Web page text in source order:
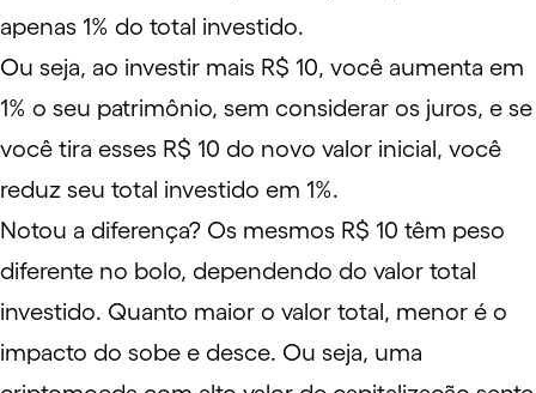
apenas 1% do total investido.
Ou seja, ao investir mais R$ 10, você aumenta em
1% o seu patrimônio, sem considerar os juros, e se
você tira esses R$ 10 do novo valor inicial, você
reduz seu total investido em 1%.
Notou a diferença? Os mesmos R$ 10 têm peso
diferente no bolo, dependendo do valor total
investido. Quanto maior o valor total, menor é o
impacto do sobe e desce. Ou seja, uma